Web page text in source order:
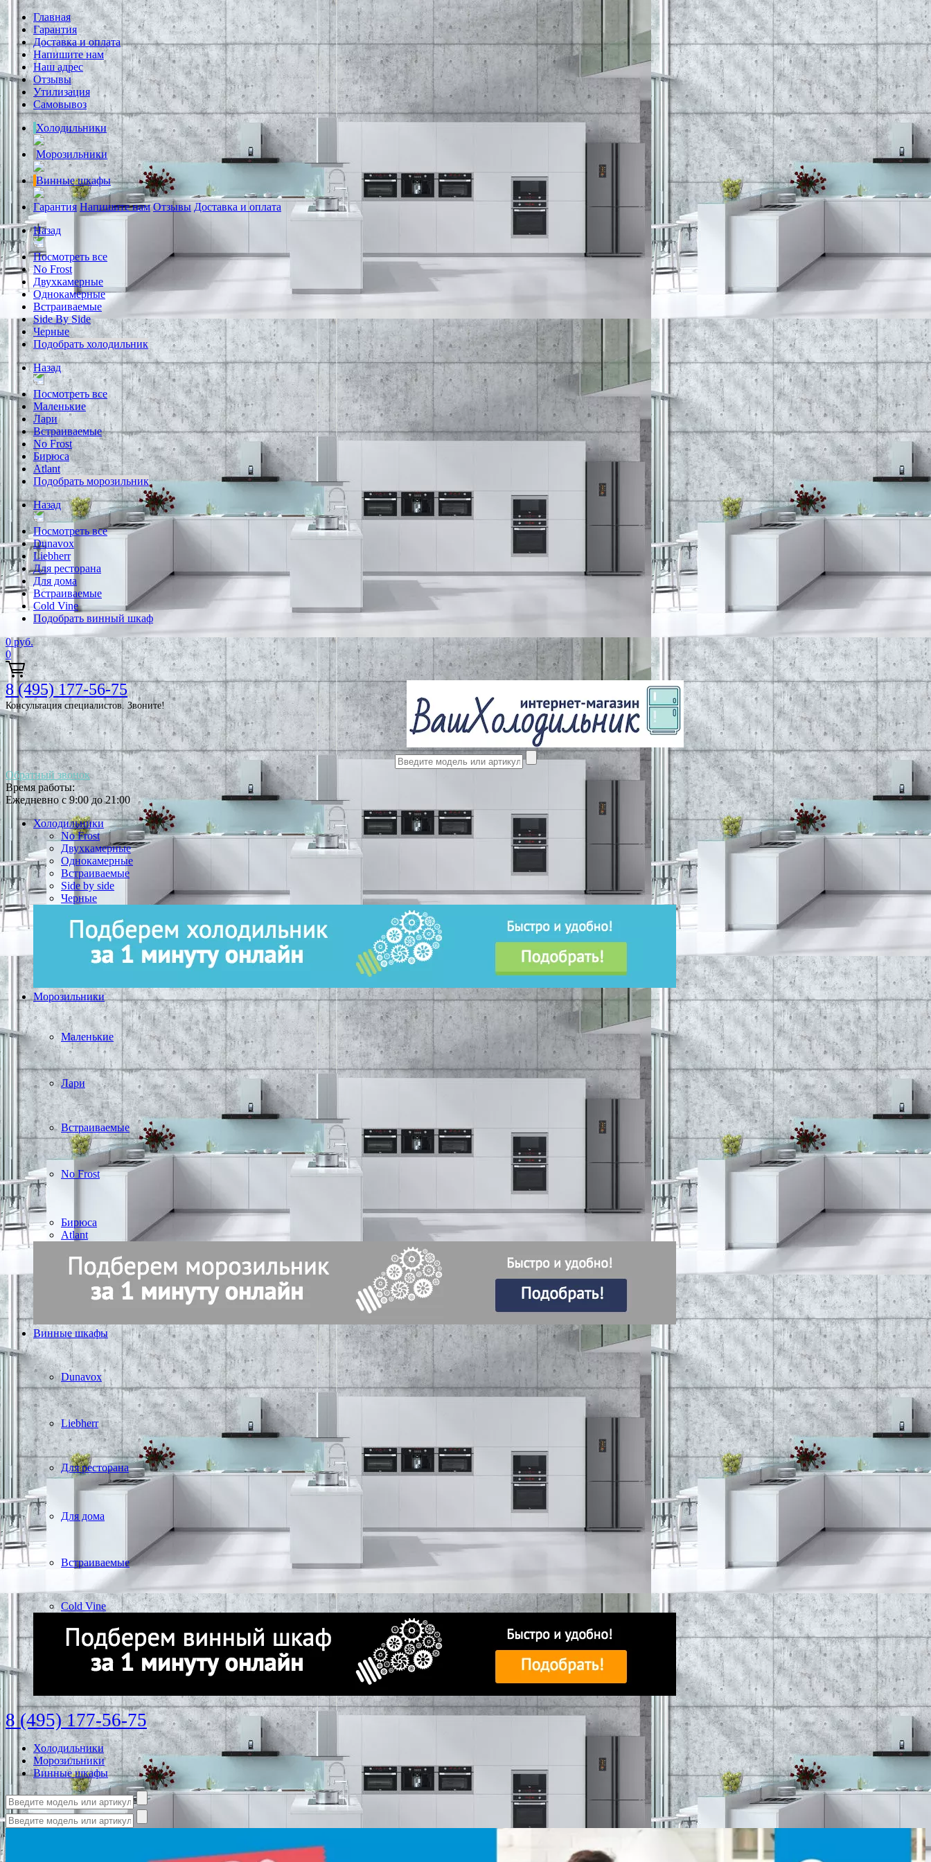
Главная
Гарантия
Доставка и оплата
Напишите нам
Наш адрес
Отзывы
Утилизация
Самовывоз
Холодильники
Морозильники
Винные шкафы
Гарантия Напишите нам Отзывы Доставка и оплата
Назад
Посмотреть все
No Frost
Двухкамерные
Однокамерные
Встраиваемые
Side By Side
Черные
Подобрать холодильник
Назад
Посмотреть все
Маленькие
Лари
Встраиваемые
No Frost
Бирюса
Atlant
Подобрать морозильник
Назад
Посмотреть все
Dunavox
Liebherr
Для ресторана
Для дома
Встраиваемые
Cold Vine
Подобрать винный шкаф
0 руб.
0
8 (495) 177-56-75
Консультация специалистов. Звоните!
Обратный звонок
Время работы:
Ежедневно с 9:00 до 21:00
Холодильники
No Frost
Двухкамерные
Однокамерные
Встраиваемые
Side by side
Черные
Морозильники
Маленькие
Лари
Встраиваемые
No Frost
Бирюса
Atlant
Винные шкафы
Dunavox
Liebherr
Для ресторана
Для дома
Встраиваемые
Cold Vine
8 (495) 177-56-75
Холодильники
Морозильники
Винные шкафы